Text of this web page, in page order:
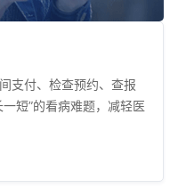
支付、检查预约、查报
短”的看病难题，减轻医